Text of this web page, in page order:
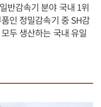
반감속기 분야 국내 1위
인 정밀감속기 중 SH감
두 생산하는 국내 유일